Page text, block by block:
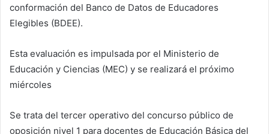
conformación del Banco de Datos de Educadores
Elegibles (BDEE).
Esta evaluación es impulsada por el Ministerio de
Educación y Ciencias (MEC) y se realizará el próximo
miércoles
Se trata del tercer operativo del concurso público de
oposición nivel 1 para docentes de Educación Básica del